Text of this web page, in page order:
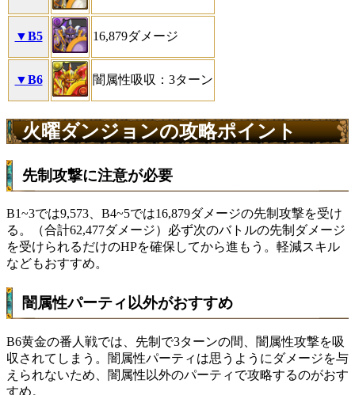
▼B5 16,879ダメージ
▼B6 闇属性吸収：3ターン
火曜ダンジョンの攻略ポイント
先制攻撃に注意が必要
B1~3では9,573、B4~5では16,879ダメージの先制攻撃を受け
る。（合計62,477ダメージ）必ず次のバトルの先制ダメージ
を受けられるだけのHPを確保してから進もう。軽減スキル
などもおすすめ。
闇属性パーティ以外がおすすめ
B6黄金の番人戦では、先制で3ターンの間、闇属性攻撃を吸
収されてしまう。闇属性パーティは思うようにダメージを与
えられないため、闇属性以外のパーティで攻略するのがおす
すめ。